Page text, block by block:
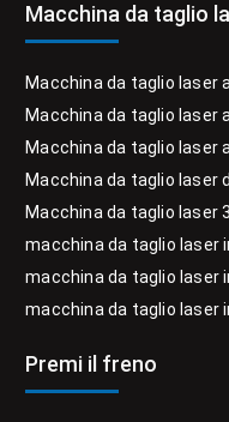
Macchina da taglio
Macchina da taglio laser
Macchina da taglio laser
Macchina da taglio laser
Macchina da taglio laser
Macchina da taglio laser
macchina da taglio laser
macchina da taglio laser
macchina da taglio laser
Premi il freno